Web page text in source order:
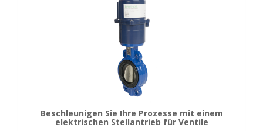
Beschleunigen Sie Ihre Prozesse mit einem
elektrischen Stellantrieb für Ventile